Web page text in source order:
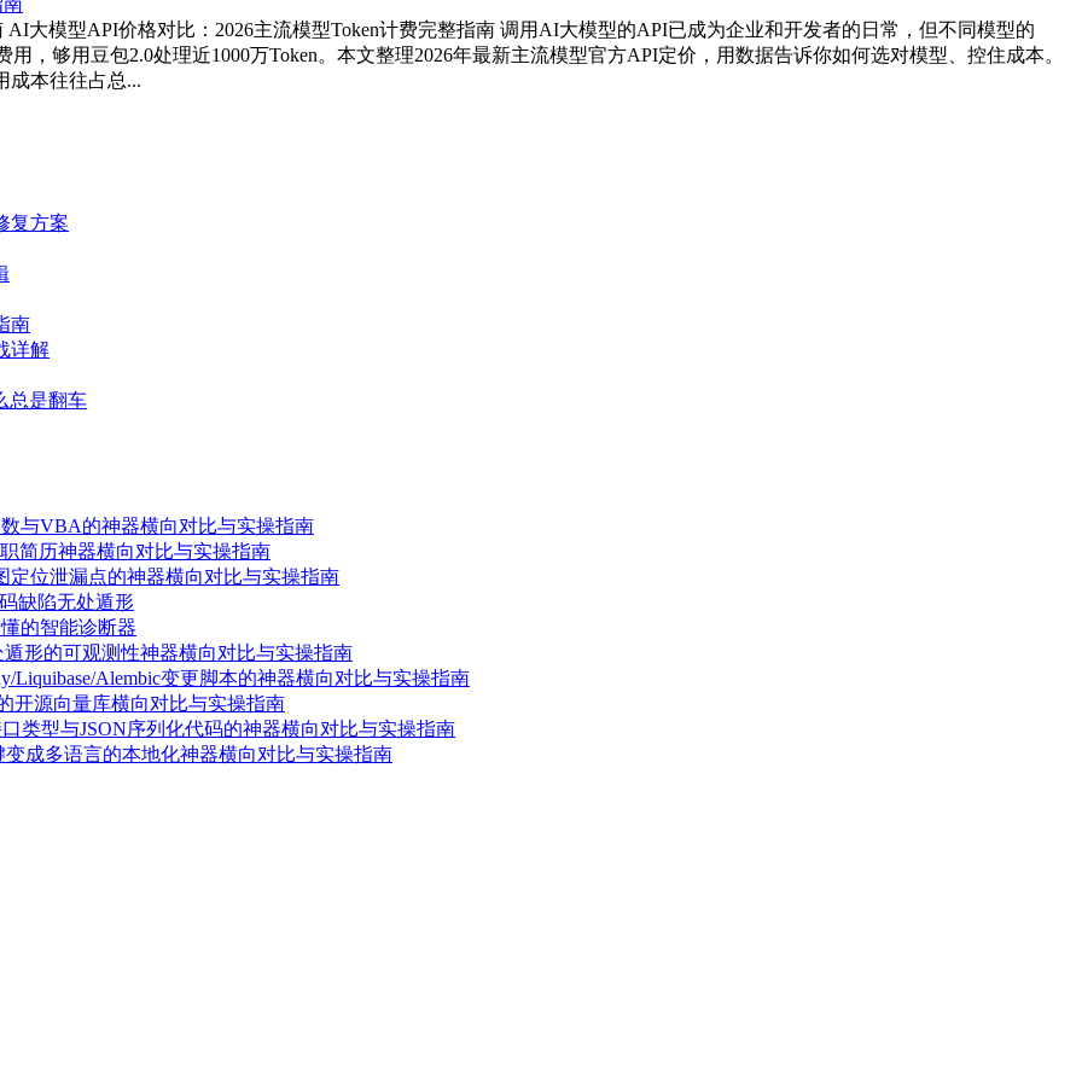
大模型API价格对比：2026主流模型Token计费完整指南 调用AI大模型的API已成为企业和开发者的日常，但不同模型的
，够用豆包2.0处理近1000万Token。本文整理2026年最新主流模型官方API定价，用数据告诉你如何选对模型、控住成本。
成本往往占总...
复方案
南
详解
总是翻车
与VBA的神器横向对比与实操指南
简历神器横向对比与实操指南
位泄漏点的神器横向对比与实操指南
缺陷无处遁形
的智能诊断器
形的可观测性神器横向对比与实操指南
Alembic变更脚本的神器横向对比与实操指南
开源向量库横向对比与实操指南
类型与JSON序列化代码的神器横向对比与实操指南
成多语言的本地化神器横向对比与实操指南